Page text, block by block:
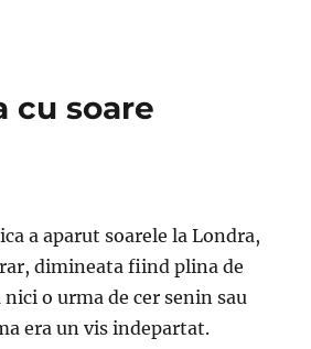
cu soare
a aparut soarele la Londra,
dimineata fiind plina de
o urma de cer senin sau
era un vis indepartat.